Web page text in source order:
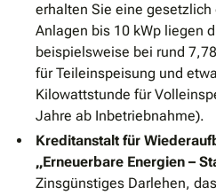
erhalten Sie eine
Anlagen bis 10 kWp liegen
beispielsweise bei rund
für Teileinspeisung und
Kilowattstunde für
Jahre ab Inbetriebnahme).
Kreditanstalt für
„Erneuerbare Energien –
Zinsgünstiges Darlehen,